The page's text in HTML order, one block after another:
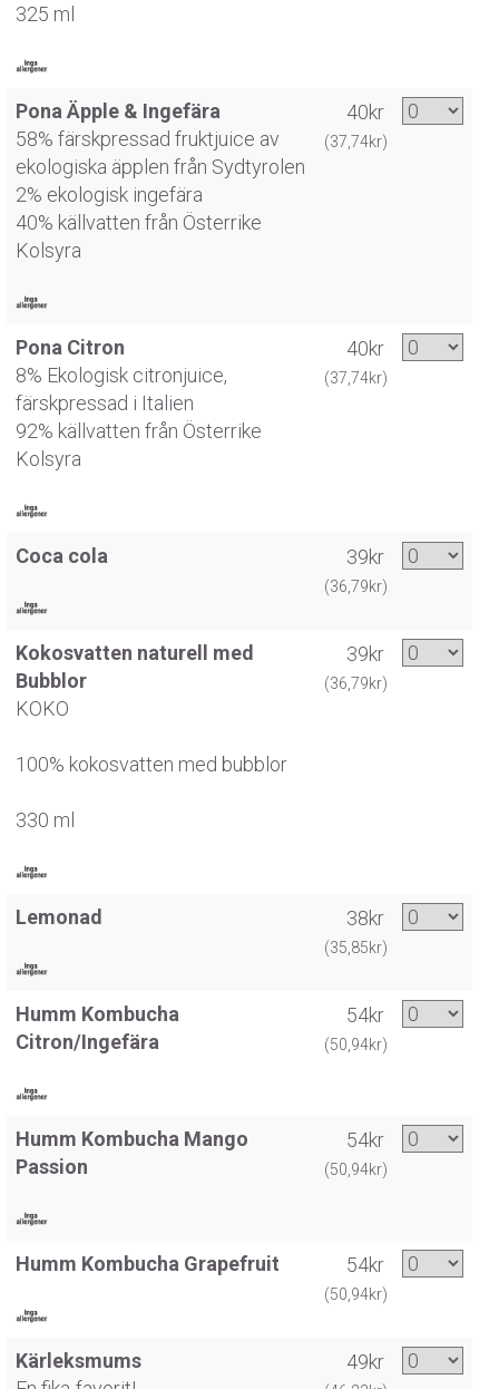
325 ml
Pona Äpple & Ingefära
58% färskpressad fruktjuice av
ekologiska äpplen från Sydtyrolen
2% ekologisk ingefära
40% källvatten från Österrike
Kolsyra
40kr
(37,74kr)
Pona Citron
8% Ekologisk citronjuice,
färskpressad i Italien
92% källvatten från Österrike
Kolsyra
40kr
(37,74kr)
Coca cola 39kr
(36,79kr)
Kokosvatten naturell med
Bubblor
KOKO
100% kokosvatten med bubblor
330 ml
39kr
(36,79kr)
Lemonad 38kr
(35,85kr)
Humm Kombucha
Citron/Ingefära
54kr
(50,94kr)
Humm Kombucha Mango
Passion
54kr
(50,94kr)
Humm Kombucha Grapefruit 54kr
(50,94kr)
Kärleksmums
49kr